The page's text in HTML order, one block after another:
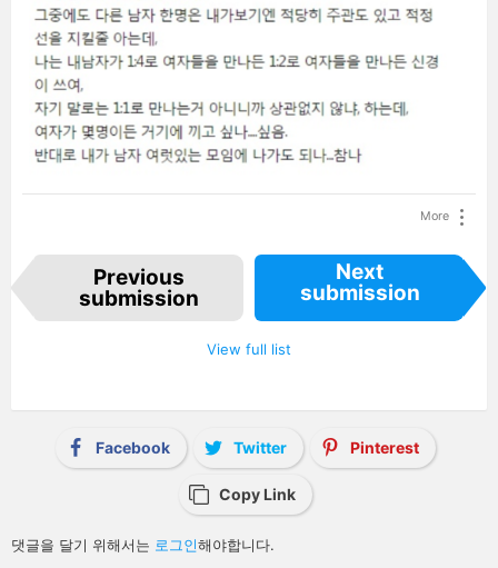
More
t
m
Previous
submission
Next
submission
View full list
Facebook Twitter Pinterest
Copy Link
답
글
댓글을 달기 위해서는 로그인해야합니다.